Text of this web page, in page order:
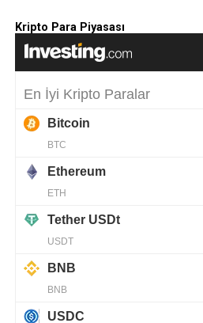
Kripto Para Piyasası